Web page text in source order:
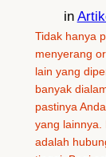
in
Tidak hanya
menyerang
lain yang
banyak
pastinya
yang lainnya.
adalah